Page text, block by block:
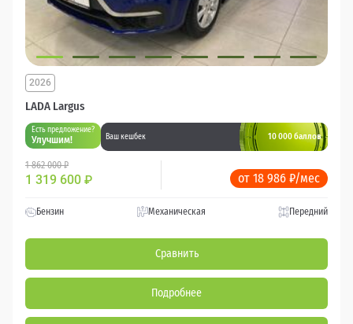
LADA Largus
2026
Есть предложение?
Улучшим! Ваш кешбек 10 000 баллов
1 862 000 ₽
1 319 600 ₽ от 18 986 ₽/мес
Бензин Механическая Передний
Сравнить
Подробнее